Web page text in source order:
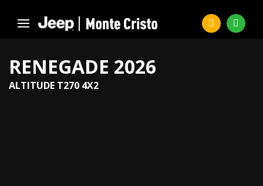
RENEGADE 2026
ALTITUDE T270 4X2